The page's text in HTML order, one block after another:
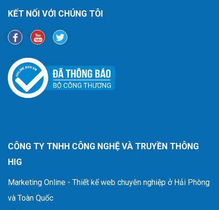
KẾT NỐI VỚI CHÚNG TÔI
CÔNG TY TNHH CÔNG NGHỆ VÀ TRUYỀN THÔNG
HIG
Marketing Online - Thiết kế web chuyên nghiệp ở Hải Phòng
và Toàn Quốc